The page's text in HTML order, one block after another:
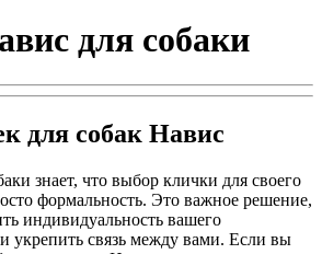
для собаки
для собак Навис
знает, что выбор клички для своего
формальность. Это важное решение,
индивидуальность вашего
укрепить связь между вами. Если вы